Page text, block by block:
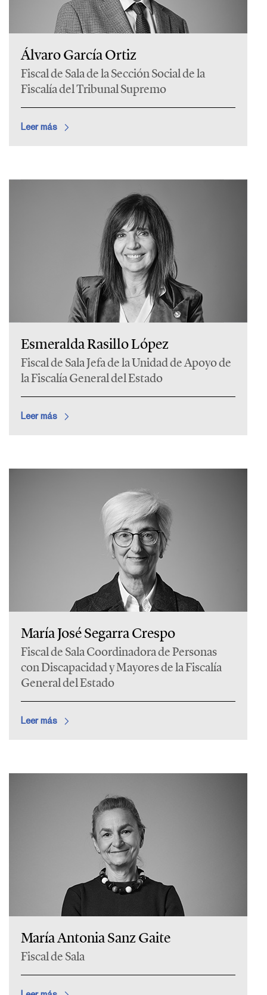
Álvaro García Ortiz
Fiscal de Sala de la Sección Social de la
Fiscalía del Tribunal Supremo
Leer más
Esmeralda Rasillo López
Fiscal de Sala Jefa de la Unidad de Apoyo de
la Fiscalía General del Estado
Leer más
María José Segarra Crespo
Fiscal de Sala Coordinadora de Personas
con Discapacidad y Mayores de la Fiscalía
General del Estado
Leer más
María Antonia Sanz Gaite
Fiscal de Sala